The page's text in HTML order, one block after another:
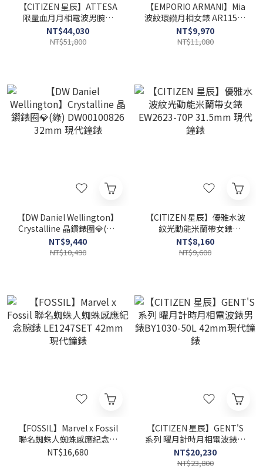
【CITIZEN 星辰】ATTESA
限量血月月相電波男腕錶
BY1005-73Z 41.5mm 現代
鐘錶
NT$44,030
NT$51,800
【EMPORIO ARMANI】Mia
波紋環鑚月相女錶 AR11568
32mm 現代鐘錶
NT$9,970
NT$11,080
【DW Daniel Wellington】
Crystalline 晶鑽錶圈💎(綠)
DW00100826 32mm 現代
鐘錶
NT$9,440
NT$10,490
【CITIZEN 星辰】優雅水波
紋光動能米蘭帶女錶
EW2623-70P 31.5mm 現代
鐘錶
NT$8,160
NT$9,600
【FOSSIL】Marvel x Fossil
聯名蜘蛛人蜘蛛感應紀念腕
NT$16,680
【CITIZEN 星辰】GENT'S
系列 曜月計時月相電波錶男
錶BY1030-50L 42mm現代
鐘錶
NT$20,230
NT$23,800